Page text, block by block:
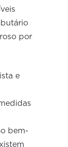
por
e
bem-